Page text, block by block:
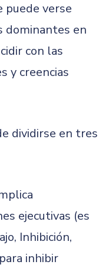
puede verse
dominantes en
con las
y creencias
dividirse en tres
ejecutivas (es
Inhibición,
inhibir